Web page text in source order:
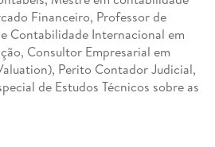
Financeiro, Professor de
Contabilidade Internacional em
Consultor Empresarial em
Perito Contador Judicial,
de Estudos Técnicos sobre as